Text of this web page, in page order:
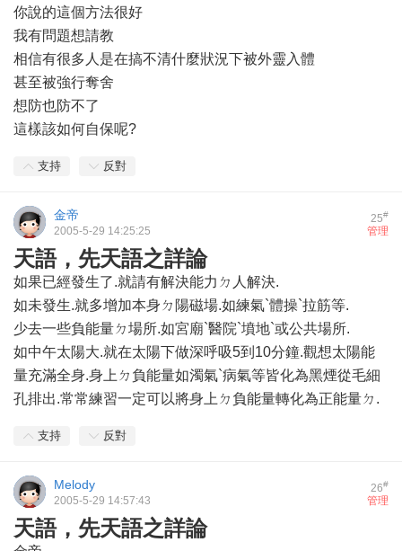
你說的這個方法很好
我有問題想請教
相信有很多人是在搞不清什麼狀況下被外靈入體
甚至被強行奪舍
想防也防不了
這樣該如何自保呢?
支持 反對
25#
金帝
管理
2005-5-29 14:25:25
天語，先天語之詳論
如果已經發生了.就請有解決能力ㄉ人解決.
如未發生.就多增加本身ㄉ陽磁場.如練氣`體操`拉筋等.
少去一些負能量ㄉ場所.如宮廟`醫院`墳地`或公共場所.
如中午太陽大.就在太陽下做深呼吸5到10分鐘.觀想太陽能
量充滿全身.身上ㄉ負能量如濁氣`病氣等皆化為黑煙從毛細
孔排出.常常練習一定可以將身上ㄉ負能量轉化為正能量ㄉ.
支持 反對
26#
Melody
管理
2005-5-29 14:57:43
天語，先天語之詳論